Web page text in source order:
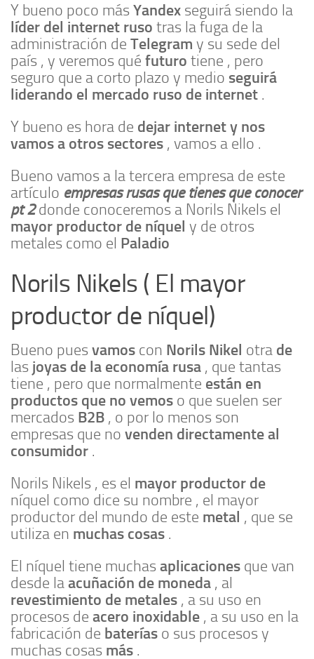
Y bueno poco másYandex seguirá siendo la
líder del internet ruso tras la fuga de la
administración de Telegram y su sede del
país , y veremos qué futuro tiene , pero
seguro que a corto plazo y medio seguirá
liderando el mercado ruso de internet .
Y bueno es hora de dejar internet y nos
vamos a otros sectores , vamos a ello .
Bueno vamos a la tercera empresa de este
artículo empresas rusas que tienes que conocer
pt 2donde conoceremos a Norils Nikels el
mayor productor de níquel y de otros
metales como el Paladio
Norils Nikels ( El mayor
productor de níquel)
Bueno puesvamos con Norils Nikel otra de
las joyas de la economía rusa , que tantas
tiene , pero que normalmente están en
productos que no vemos o que suelen ser
mercados B2B , o por lo menos son
empresas que no venden directamente al
consumidor .
Norils Nikels , es el mayor productor de
níquel como dice su nombre , el mayor
productor del mundo de este metal , que se
utiliza en muchas cosas .
El níquel tiene muchasaplicaciones que van
desde laacuñación de moneda , al
revestimiento de metales , a su uso en
procesos de acero inoxidable , a su uso en la
fabricación de baterías o sus procesos y
muchas cosas más .